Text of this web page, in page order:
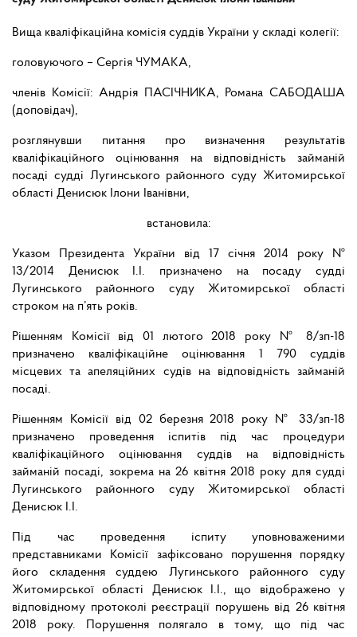
Вища кваліфікаційна комісія суддів України у складі колегії:
головуючого – Сергія ЧУМАКА,
членів Комісії: Андрія ПАСІЧНИКА, Романа САБОДАША
(доповідач),
розглянувши питання про визначення результатів
кваліфікаційного оцінювання на відповідність займаній
посаді судді Лугинського районного суду Житомирської
області Денисюк Ілони Іванівни,
встановила:
Указом Президента України від 17 січня 2014 року №
13/2014 Денисюк І.І. призначено на посаду судді
Лугинського районного суду Житомирської області
строком на п’ять років.
Рішенням Комісії від 01 лютого 2018 року № 8/зп-18
призначено кваліфікаційне оцінювання 1 790 суддів
місцевих та апеляційних судів на відповідність займаній
посаді.
Рішенням Комісії від 02 березня 2018 року № 33/зп-18
призначено проведення іспитів під час процедури
кваліфікаційного оцінювання суддів на відповідність
займаній посаді, зокрема на 26 квітня 2018 року для судді
Лугинського районного суду Житомирської області
Денисюк І.І.
Під час проведення іспиту уповноваженими
представниками Комісії зафіксовано порушення порядку
його складення суддею Лугинського районного суду
Житомирської області Денисюк І.І., що відображено у
відповідному протоколі реєстрації порушень від 26 квітня
2018 року.
Порушення полягало в тому, що під час